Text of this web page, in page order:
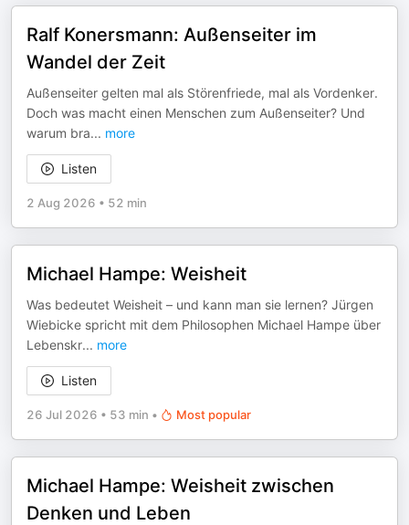
Ralf Konersmann: Außenseiter im
Wandel der Zeit
Außenseiter gelten mal als Störenfriede, mal als Vordenker.
Doch was macht einen Menschen zum Außenseiter? Und
warum bra... more
Listen
2 Aug 2026 • 52 min
Michael Hampe: Weisheit
Was bedeutet Weisheit – und kann man sie lernen? Jürgen
Wiebicke spricht mit dem Philosophen Michael Hampe über
Lebenskr... more
Listen
26 Jul 2026 • 53 min • Most popular
Michael Hampe: Weisheit zwischen
Denken und Leben